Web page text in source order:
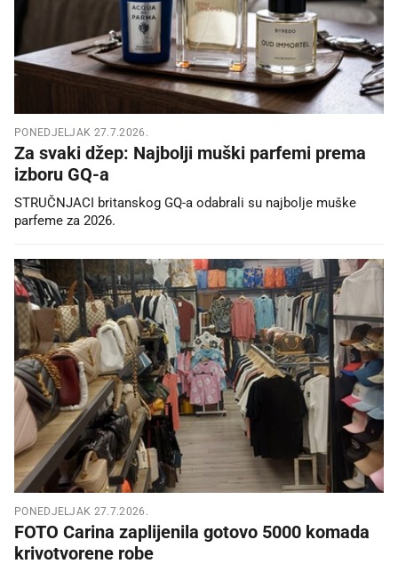
PONEDJELJAK 27.7.2026.
Za svaki džep: Najbolji muški parfemi prema
izboru GQ-a
STRUČNJACI britanskog GQ-a odabrali su najbolje muške
parfeme za 2026.
PONEDJELJAK 27.7.2026.
FOTO Carina zaplijenila gotovo 5000 komada
krivotvorene robe